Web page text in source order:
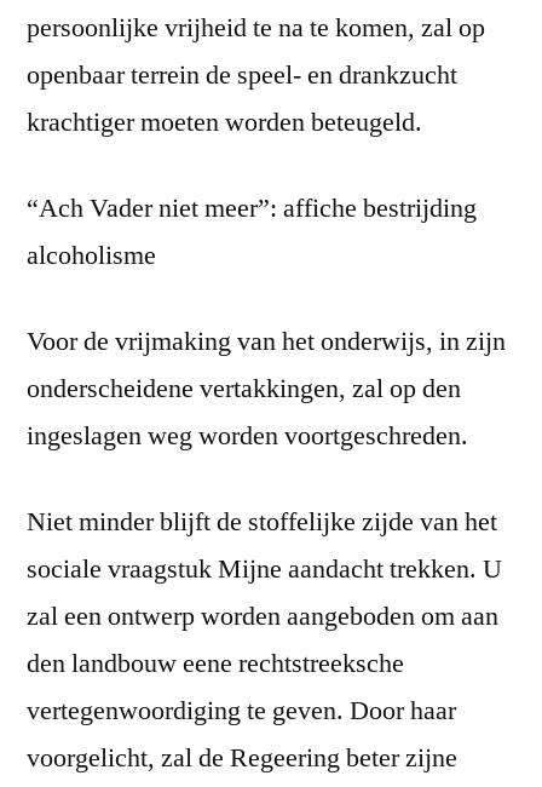
persoonlijke vrijheid te na te komen, zal op
openbaar terrein de speel- en drankzucht
krachtiger moeten worden beteugeld.
“Ach Vader niet meer”: affiche bestrijding
alcoholisme
Voor de vrijmaking van het onderwijs, in zijn
onderscheidene vertakkingen, zal op den
ingeslagen weg worden voortgeschreden.
Niet minder blijft de stoffelijke zijde van het
sociale vraagstuk Mijne aandacht trekken. U
zal een ontwerp worden aangeboden om aan
den landbouw eene rechtstreeksche
vertegenwoordiging te geven. Door haar
voorgelicht, zal de Regeering beter zijne